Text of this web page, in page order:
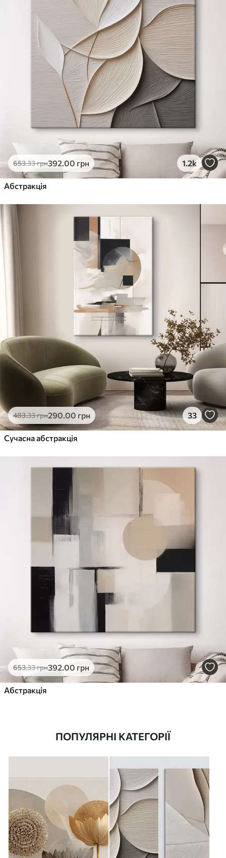
653.33грн392 .00 грн 1.2k
Абстракція
483.33грн290 .00 грн 33
Сучасна абстракція
653.33грн392 .00 грн
Абстракція
ПОПУЛЯРНІ КАТЕГОРІЇ